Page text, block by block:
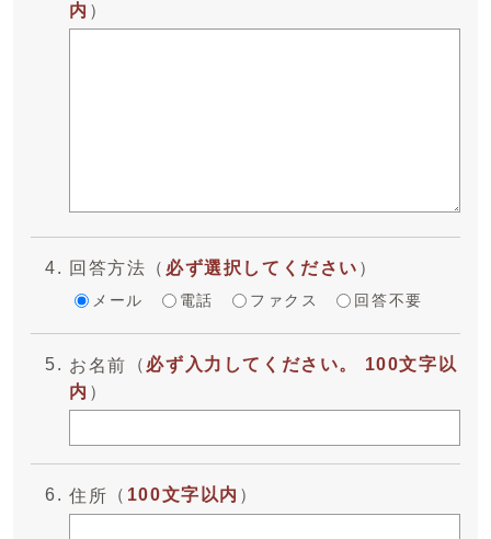
内 ）
回答方法 （ 必ず選択してください ）
メール 電話 ファクス 回答不要
お名前 （ 必ず入力してください。 100文字以
内 ）
住所 （ 100文字以内 ）